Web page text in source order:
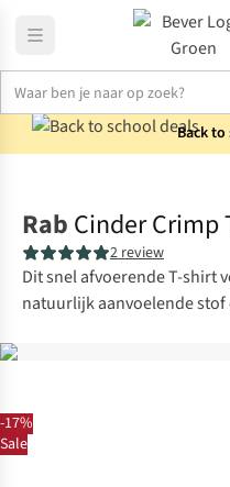
Back
-17%
Sale
Rab Cinder Crimp
2 review
Dit snel afvoerende T-shirt
natuurlijk aanvoelende